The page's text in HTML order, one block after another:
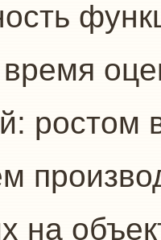
ростом
на